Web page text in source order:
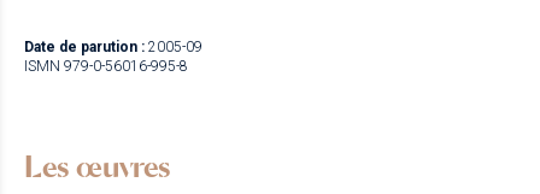
Date de parution : 2005-09
ISMN 979-0-56016-995-8
Les œuvres